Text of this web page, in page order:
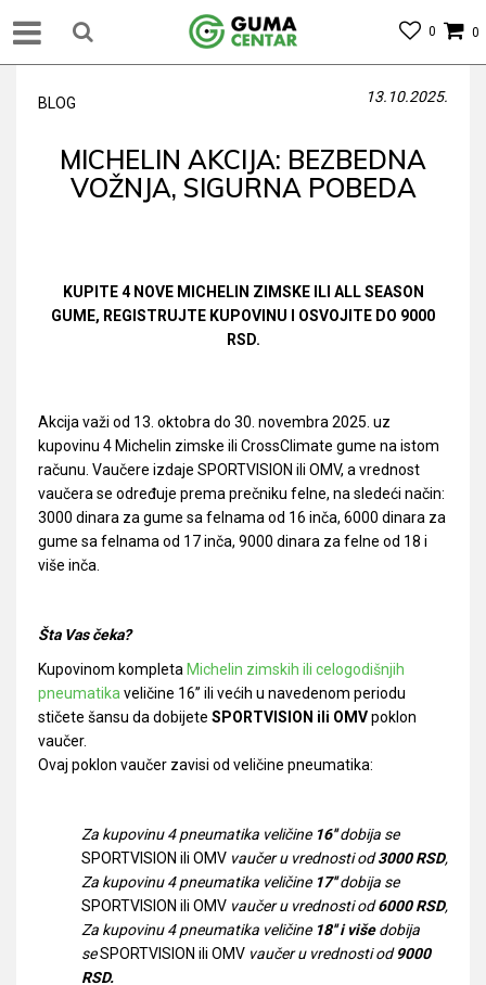
0
0
BLOG 13.10.2025.
MICHELIN AKCIJA: BEZBEDNA
VOŽNJA, SIGURNA POBEDA
KUPITE 4 NOVE MICHELIN ZIMSKE ILI ALL SEASON
GUME, REGISTRUJTE KUPOVINU
I OSVOJITE DO 9000
RSD.
Akcija važi od 13. oktobra do 30. novembra 2025. uz
kupovinu 4 Michelin zimske ili CrossClimate gume na istom
računu. Vaučere izdaje SPORTVISION ili OMV, a vrednost
vaučera se određuje prema prečniku felne, na sledeći način:
3000 dinara za gume sa felnama od 16 inča, 6000 dinara za
gume sa felnama od 17 inča, 9000 dinara za felne od 18 i
više inča.
Šta Vas čeka?
Kupovinom kompleta Michelin zimskih ili celogodišnjih
pneumatika veličine 16’’ ili većih u navedenom periodu
stičete šansu da dobijete SPORTVISION ili OMVpoklon
vaučer.
Ovaj poklon vaučer zavisi od veličine pneumatika:
Za kupovinu 4 pneumatika veličine 16''dobija se
SPORTVISION ili OMV vaučer u vrednosti od3000 RSD,
Za kupovinu 4 pneumatika veličine 17''dobija se
SPORTVISION ili OMV vaučer u vrednosti od6000 RSD,
Za kupovinu 4 pneumatika veličine 18'' i višedobija
seSPORTVISION ili OMV vaučer u vrednosti od9000
RSD.